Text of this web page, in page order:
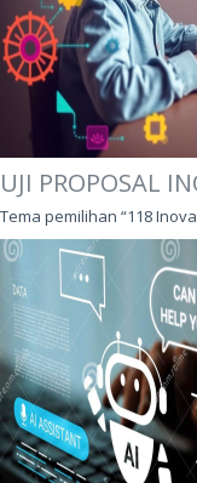
UJI PROPOSAL
Tema pemilihan “118